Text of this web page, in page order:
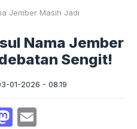
Jember Masih Jadi
Nama Jember
Sengit!
01-2026 - 08.19
Mastodon